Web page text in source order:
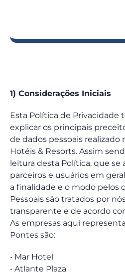
1) Considerações Iniciais
Esta Política de Privacidade
explicar os principais
de dados pessoais realizado
Hotéis & Resorts. Assim
leitura desta Política, que se
parceiros e usuários em
a finalidade e o modo pelos
Pessoais são tratados por
transparente e de acordo
As empresas aqui
Pontes são:
• Mar Hotel
• Atlante Plaza